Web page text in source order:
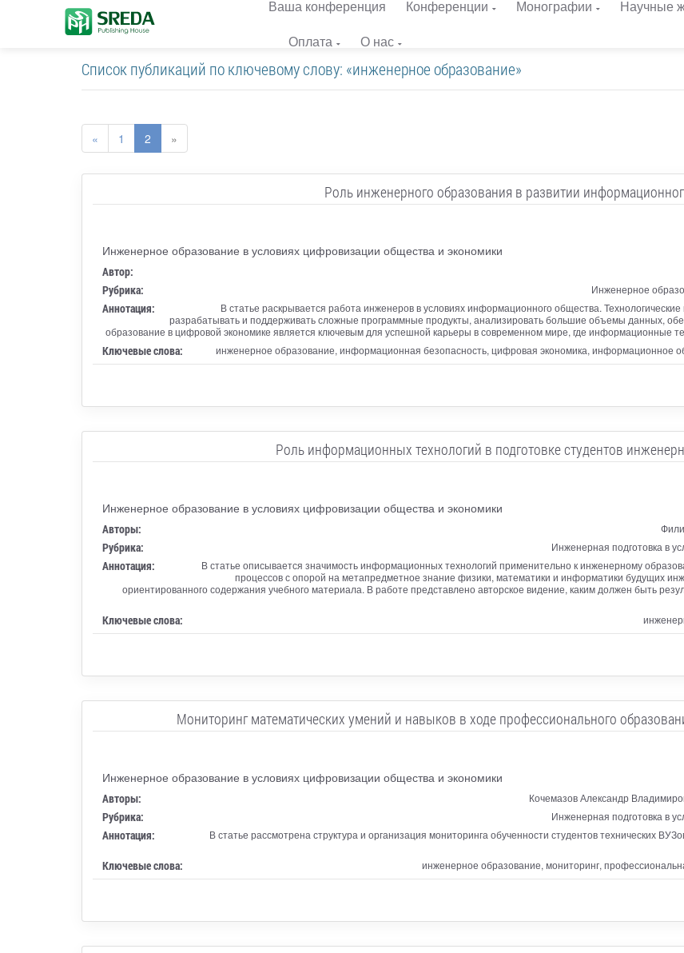
Ваша конференция Конференции Монографии
Научные
Оплата
О нас
Список публикаций по ключевому слову: «инженерное образование»
« 1 2 »
Роль инженерного образования в развитии
Инженерное образование в условиях цифровизации общества и экономики
Автор:
Рубрика: Инженерное
Аннотация:
В статье раскрывается работа инженеров в условиях информационного общества.
разрабатывать и поддерживать сложные программные продукты, анализировать большие объемы данных,
образование в цифровой экономике является ключевым для успешной карьеры в современном мире, где информационные
Ключевые слова: инженерное образование, информационная безопасность, цифровая экономика, информационное
Роль информационных технологий в подготовке студентов
Инженерное образование в условиях цифровизации общества и экономики
Авторы:
Рубрика: Инженерная подготовка в
Аннотация:
В статье описывается значимость информационных технологий применительно к инженерному
процессов с опорой на метапредметное знание физики, математики и информатики будущих
ориентированного содержания учебного материала. В работе представлено авторское видение, каким должен быть
Ключевые слова:
Мониторинг математических умений и навыков в ходе профессионального
Инженерное образование в условиях цифровизации общества и экономики
Авторы: Кочемазов Александр
Рубрика: Инженерная подготовка в
Аннотация:
В статье рассмотрена структура и организация мониторинга обученности студентов технических
Ключевые слова: инженерное образование, мониторинг,